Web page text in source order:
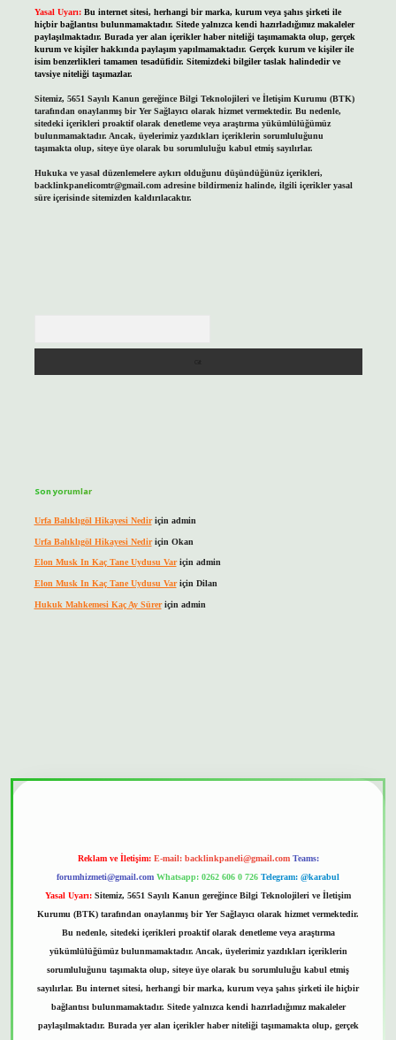
Yasal Uyarı: Bu internet sitesi, herhangi bir marka, kurum veya şahıs şirketi ile
hiçbir bağlantısı bulunmamaktadır. Sitede yalnızca kendi hazırladığımız makaleler
paylaşılmaktadır. Burada yer alan içerikler haber niteliği taşımamakta olup, gerçek
kurum ve kişiler hakkında paylaşım yapılmamaktadır. Gerçek kurum ve kişiler ile
isim benzerlikleri tamamen tesadüfidir. Sitemizdeki bilgiler taslak halindedir ve
tavsiye niteliği taşımazlar.
Sitemiz, 5651 Sayılı Kanun gereğince Bilgi Teknolojileri ve İletişim Kurumu (BTK)
tarafından onaylanmış bir Yer Sağlayıcı olarak hizmet vermektedir. Bu nedenle,
sitedeki içerikleri proaktif olarak denetleme veya araştırma yükümlülüğümüz
bulunmamaktadır. Ancak, üyelerimiz yazdıkları içeriklerin sorumluluğunu
taşımakta olup, siteye üye olarak bu sorumluluğu kabul etmiş sayılırlar.
Hukuka ve yasal düzenlemelere aykırı olduğunu düşündüğünüz içerikleri,
backlinkpanelicomtr@gmail.comadresine bildirmeniz halinde, ilgili içerikler yasal
süre içerisinde sitemizden kaldırılacaktır.
Son yorumlar
Urfa Balıklıgöl Hikayesi Nediriçin admin
Urfa Balıklıgöl Hikayesi Nediriçin Okan
Elon Musk In Kaç Tane Uydusu Variçin admin
Elon Musk In Kaç Tane Uydusu Variçin Dilan
Hukuk Mahkemesi Kaç Ay Süreriçin admin
Reklam ve İletişim: E-mail: backlinkpaneli@gmail.com Teams:
forumhizmeti@gmail.com Whatsapp: 0262 606 0 726 Telegram: @karabul
Yasal Uyarı: Sitemiz, 5651 Sayılı Kanun gereğince Bilgi Teknolojileri ve İletişim
Kurumu (BTK) tarafından onaylanmış bir Yer Sağlayıcı olarak hizmet vermektedir.
Bu nedenle, sitedeki içerikleri proaktif olarak denetleme veya araştırma
yükümlülüğümüz bulunmamaktadır. Ancak, üyelerimiz yazdıkları içeriklerin
sorumluluğunu taşımakta olup, siteye üye olarak bu sorumluluğu kabul etmiş
sayılırlar. Bu internet sitesi, herhangi bir marka, kurum veya şahıs şirketi ile hiçbir
bağlantısı bulunmamaktadır. Sitede yalnızca kendi hazırladığımız makaleler
paylaşılmaktadır. Burada yer alan içerikler haber niteliği taşımamakta olup, gerçek